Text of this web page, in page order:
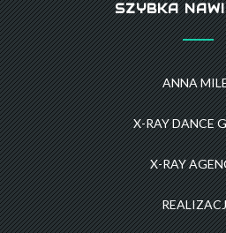
SZYBKA
ANNA
X-RAY DANCE
X-RAY